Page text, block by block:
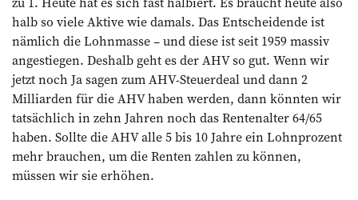
halb so viele Aktive wie damals. Das Entscheidende ist
nämlich die Lohnmasse – und diese ist seit 1959 massiv
angestiegen. Deshalb geht es der AHV so gut. Wenn wir
jetzt noch Ja sagen zum AHV-Steuerdeal und dann 2
Milliarden für die AHV haben werden, dann könnten wir
tatsächlich in zehn Jahren noch das Rentenalter 64/65
haben. Sollte die AHV alle 5 bis 10 Jahre ein Lohnprozent
mehr brauchen, um die Renten zahlen zu können,
müssen wir sie erhöhen.